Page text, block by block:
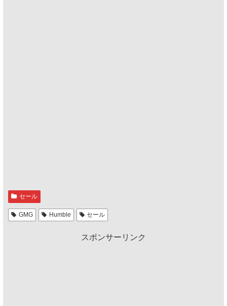
セール
GMG Humble セール
スポンサーリンク